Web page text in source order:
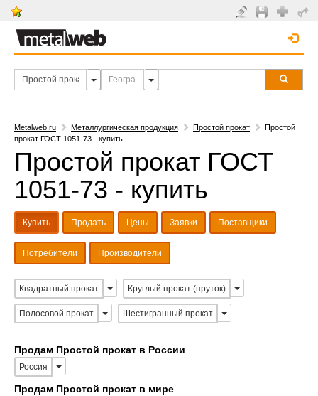
Metalweb.ru Металлургическая продукция Простой прокат
Простой
прокат ГОСТ 1051-73 - купить
Простой прокат ГОСТ
1051-73 - купить
Купить Продать Цены Заявки Поставщики
Потребители Производители
Квадратный прокат Круглый прокат (пруток)
Полосовой прокат Шестигранный прокат
Продам Простой прокат в России
Россия
Продам Простой прокат в мире